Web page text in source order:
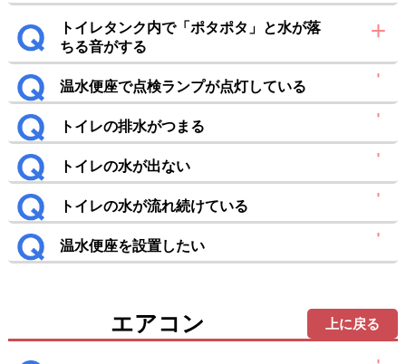
トイレタンク内で「ポタポタ」と水が落
ちる音がする
温水便座で点検ランプが点灯している
トイレの排水がつまる
トイレの水が出ない
トイレの水が流れ続けている
温水便座を設置したい
エアコン 上に戻る